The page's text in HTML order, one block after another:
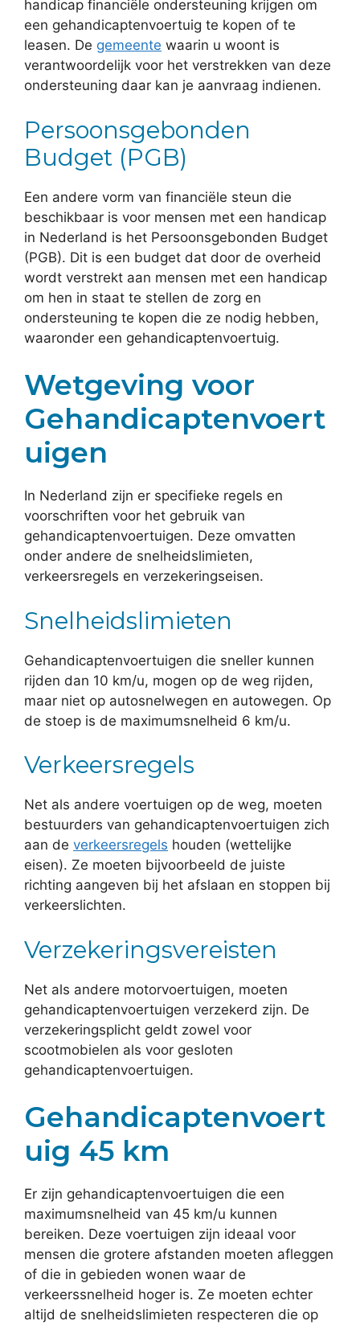
handicap financiële ondersteuning krijgen om
een gehandicaptenvoertuig te kopen of te
leasen. De gemeente waarin u woont is
verantwoordelijk voor het verstrekken van deze
ondersteuning daar kan je aanvraag indienen.
Persoonsgebonden
Budget (PGB)
Een andere vorm van financiële steun die
beschikbaar is voor mensen met een handicap
in Nederland is het Persoonsgebonden Budget
(PGB). Dit is een budget dat door de overheid
wordt verstrekt aan mensen met een handicap
om hen in staat te stellen de zorg en
ondersteuning te kopen die ze nodig hebben,
waaronder een gehandicaptenvoertuig.
Wetgeving voor
Gehandicaptenvoert
uigen
In Nederland zijn er specifieke regels en
voorschriften voor het gebruik van
gehandicaptenvoertuigen. Deze omvatten
onder andere de snelheidslimieten,
verkeersregels en verzekeringseisen.
Snelheidslimieten
Gehandicaptenvoertuigen die sneller kunnen
rijden dan 10 km/u, mogen op de weg rijden,
maar niet op autosnelwegen en autowegen. Op
de stoep is de maximumsnelheid 6 km/u.
Verkeersregels
Net als andere voertuigen op de weg, moeten
bestuurders van gehandicaptenvoertuigen zich
aan de verkeersregels houden (wettelijke
eisen). Ze moeten bijvoorbeeld de juiste
richting aangeven bij het afslaan en stoppen bij
verkeerslichten.
Verzekeringsvereisten
Net als andere motorvoertuigen, moeten
gehandicaptenvoertuigen verzekerd zijn. De
verzekeringsplicht geldt zowel voor
scootmobielen als voor gesloten
gehandicaptenvoertuigen.
Gehandicaptenvoert
uig 45 km
Er zijn gehandicaptenvoertuigen die een
maximumsnelheid van 45 km/u kunnen
bereiken. Deze voertuigen zijn ideaal voor
mensen die grotere afstanden moeten afleggen
of die in gebieden wonen waar de
verkeerssnelheid hoger is. Ze moeten echter
altijd de snelheidslimieten respecteren die op